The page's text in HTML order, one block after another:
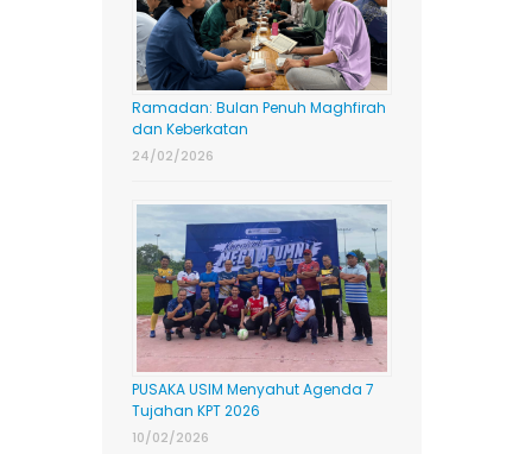
Ramadan: Bulan Penuh Maghfirah
dan Keberkatan
24/02/2026
PUSAKA USIM Menyahut Agenda 7
Tujahan KPT 2026
10/02/2026